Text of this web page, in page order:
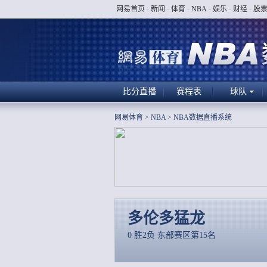
网易首页 - 新闻 - 体育 - NBA - 娱乐 - 财经 - 股票
比分直播 赛程表 球队
网易体育 > NBA> NBA数据直播系统
多伦多猛龙
0 胜2负 东部赛区第15名